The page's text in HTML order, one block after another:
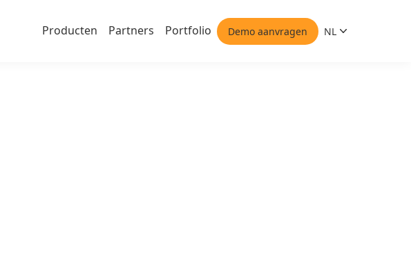
Producten
Partners Portfolio Demo aanvragen NL